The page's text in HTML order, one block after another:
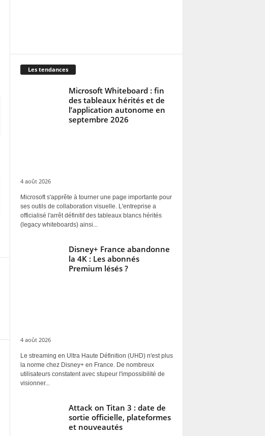
Les tendances
Microsoft Whiteboard : fin
des tableaux hérités et de
l’application autonome en
septembre 2026
4 août 2026
Microsoft s'apprête à tourner une page importante pour
ses outils de collaboration visuelle. L'entreprise a
officialisé l'arrêt définitif des tableaux blancs hérités
(legacy whiteboards) ainsi...
Disney+ France abandonne
la 4K : Les abonnés
Premium lésés ?
4 août 2026
Le streaming en Ultra Haute Définition (UHD) n'est plus
la norme chez Disney+ en France. De nombreux
utilisateurs constatent avec stupeur l'impossibilité de
visionner...
Attack on Titan 3 : date de
sortie officielle, plateformes
et nouveautés